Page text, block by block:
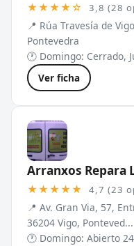
★★★★☆ 3,8 (28
📍 Rúa Travesía de
Pontevedra
🕐 Domingo: Cerrado,
Ver ficha
Arranxos Repara
★★★★★ 4,7 (23
📍 Av. Gran Via, 57,
36204 Vigo, Ponteved...
🕐 Domingo: Abierto